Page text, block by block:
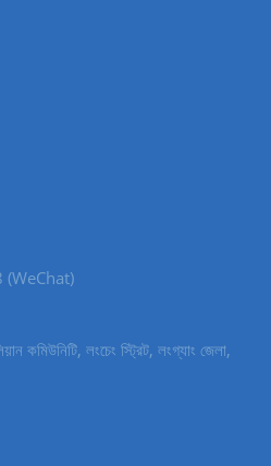
(WeChat)
কমিউনিটি, লংচেং স্ট্রিট, লংগ্যাং জেলা,